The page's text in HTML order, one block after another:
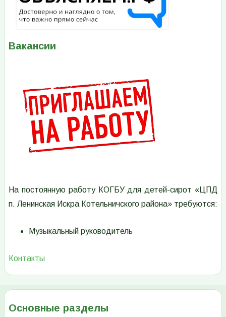
Вакансии
На постоянную работу КОГБУ для детей-сирот «ЦПД
п. Ленинская Искра Котельничского района» требуются:
Музыкальный руководитель
Контакты
Основные разделы